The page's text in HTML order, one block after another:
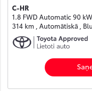
C-HR
1.8 FWD Automatic 90
314 km , Automātiskā ,